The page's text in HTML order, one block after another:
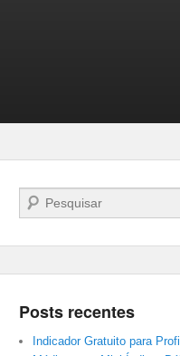
Pesquisar…
Posts recentes
Indicador Gratuito para